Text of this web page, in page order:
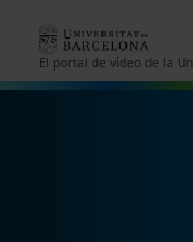
El portal de vídeo de la